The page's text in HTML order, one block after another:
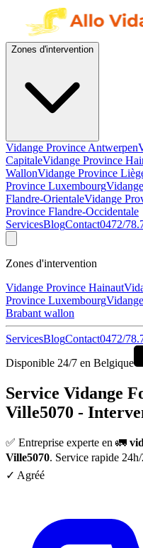
Zones d'intervention
Vidange Province Antwerpen
CapitaleVidange Province
WallonVidange Province
Province Luxembourg
Flandre-OrientaleVidange
Province Flandre-Occidentale
ServicesBlogContact0472/
Zones d'intervention
Vidange Province Hainaut
Province Luxembourg
Brabant wallon
ServicesBlogContact0472/
Disponible 24/7 en Belgique
Service Vidange
Ville5070 -
✅ Entreprise experte en 🚛
Ville5070. Service rapide
✓ Agréé